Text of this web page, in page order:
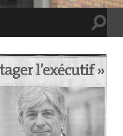
Toggle